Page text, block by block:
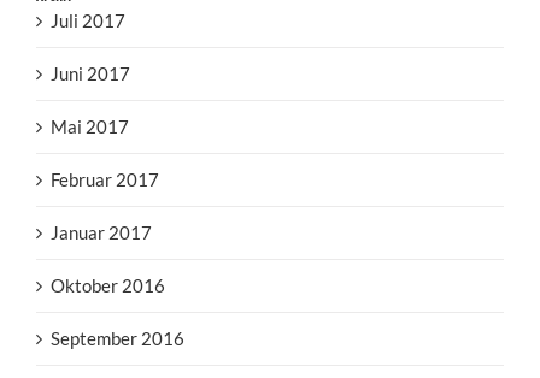
Juli 2017
Juni 2017
Mai 2017
Februar 2017
Januar 2017
Oktober 2016
September 2016